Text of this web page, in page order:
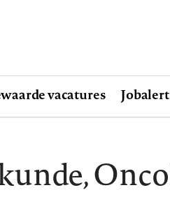
vacatures Jobalert